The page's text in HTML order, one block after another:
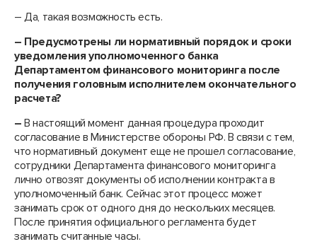
– Да, такая возможность есть.
– Предусмотрены ли нормативный порядок и сроки
уведомления уполномоченного банка
Департаментом финансового мониторинга после
получения головным исполнителем окончательного
расчета?
–В настоящий момент данная процедура проходит
согласование в Министерстве обороны РФ. В связи с тем,
что нормативный документ еще не прошел согласование,
сотрудники Департамента финансового мониторинга
лично отвозят документы об исполнении контракта в
уполномоченный банк. Сейчас этот процесс может
занимать срок от одного дня до нескольких месяцев.
После принятия официального регламента будет
занимать считанные часы.